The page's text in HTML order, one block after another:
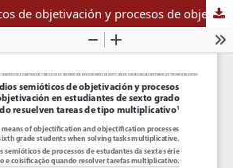
Medios semióticos de objetivación y procesos de objetivación en estudiantes de sexto grado cuando resuelven tareas de tipo multiplicativo